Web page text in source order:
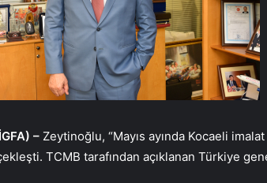
– Zeytinoğlu, “Mayıs ayında Kocaeli
TCMB tarafından açıklanan Türkiye